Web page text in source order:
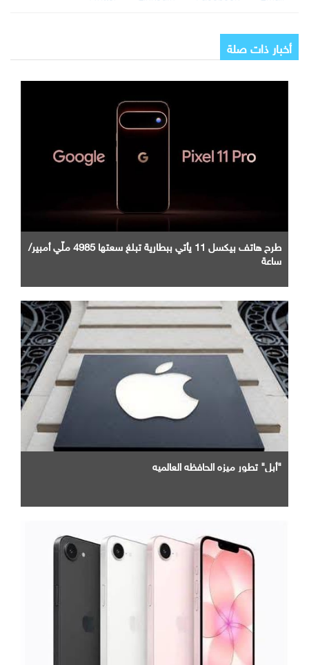
أخبار ذات صلة
طرح هاتف بيكسل 11 يأتي ببطارية تبلغ سعتها 4985 ملّي أمبير/
ساعة
"أبل" تطور ميزه الحافظه العالميه